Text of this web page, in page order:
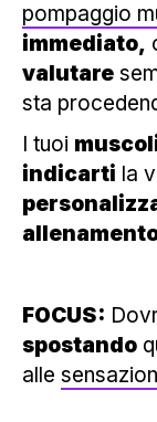
pompaggio
immediato,
valutare
sta
I tuoi
indicarti la
FOCUS:
spostando
alle